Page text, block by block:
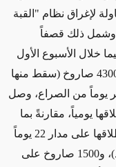
لإغراق نظام " القبة
وشمل ذلك قصفاً
خلال الأسبوع الأول
(سقط منها
يوماً من الصراع، وصل
صاروخ تم إطلاقها يومياً، مقارنةً بما
يقرب من 650 صاروخ في الإجمال جرى إطلاقها على مدار 22 يوماً
في 2008-2009 (29 صاروخ في اليوم الواحد)، و1500 صاروخ على